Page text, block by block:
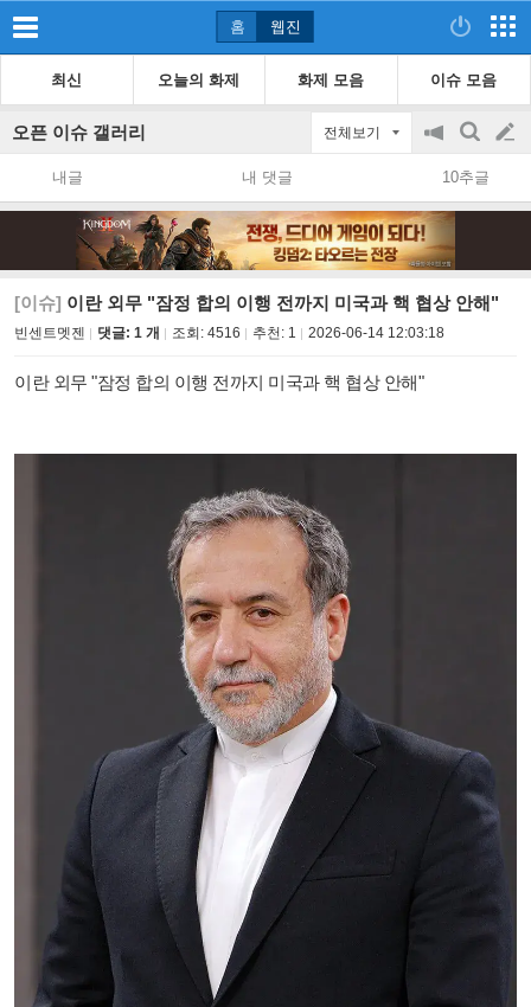
홈 웹진
최신 오늘의 화제 화제 모음 이슈 모음
오픈 이슈 갤러리 전체보기
공
지
on/off
검
색
글
쓰
내글 내 댓글 10추글
[이슈] 이란 외무 "잠정 합의 이행 전까지 미국과 핵 협상 안해"
빈센트멧젠 댓글: 1 개 조회: 4516 추천: 1 2026-06-14 12:03:18
이란 외무 "잠정 합의 이행 전까지 미국과 핵 협상 안해"